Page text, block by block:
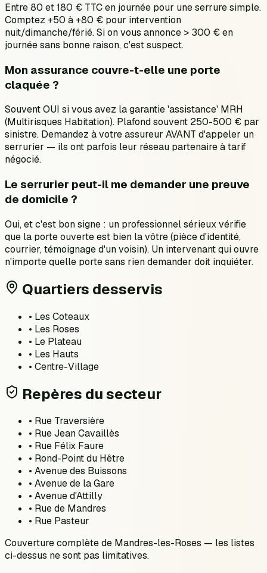
Entre 80 et 180 € TTC en journée pour une serrure simple.
Comptez +50 à +80 € pour intervention
nuit/dimanche/férié. Si on vous annonce > 300 € en
journée sans bonne raison, c'est suspect.
Mon assurance couvre-t-elle une porte
claquée ?
Souvent OUI si vous avez la garantie 'assistance' MRH
(Multirisques Habitation). Plafond souvent 250-500 € par
sinistre. Demandez à votre assureur AVANT d'appeler un
serrurier — ils ont parfois leur réseau partenaire à tarif
négocié.
Le serrurier peut-il me demander une preuve
de domicile ?
Oui, et c'est bon signe : un professionnel sérieux vérifie
que la porte ouverte est bien la vôtre (pièce d'identité,
courrier, témoignage d'un voisin). Un intervenant qui ouvre
n'importe quelle porte sans rien demander doit inquiéter.
Quartiers desservis
• Les Coteaux
• Les Roses
• Le Plateau
• Les Hauts
• Centre-Village
Repères du secteur
• Rue Traversière
• Rue Jean Cavaillès
• Rue Félix Faure
• Rond-Point du Hêtre
• Avenue des Buissons
• Avenue de la Gare
• Avenue d'Attilly
• Rue de Mandres
• Rue Pasteur
Couverture complète de Mandres-les-Roses — les listes
ci-dessus ne sont pas limitatives.